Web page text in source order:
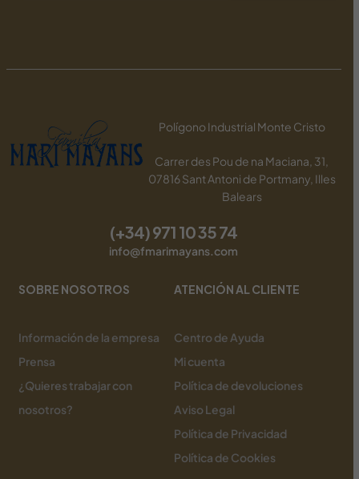
Polígono Industrial Monte Cristo
Carrer des Pou de na Maciana, 31,
07816 Sant Antoni de Portmany, Illes
Balears
(+34) 971 10 35 74
info@fmarimayans.com
SOBRE NOSOTROS
Información de la empresa
Prensa
¿Quieres trabajar con
nosotros?
ATENCIÓN AL CLIENTE
Centro de Ayuda
Mi cuenta
Política de devoluciones
Aviso Legal
Política de Privacidad
Política de Cookies